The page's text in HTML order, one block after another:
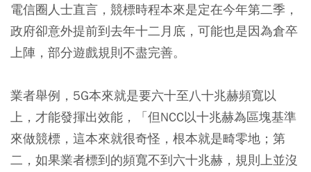
電信圈人士直言，競標時程本來是定在今年第二季，
政府卻意外提前到去年十二月底，可能也是因為倉卒
上陣，部分遊戲規則不盡完善。
業者舉例，5G本來就是要六十至八十兆赫頻寬以
上，才能發揮出效能，「但NCC以十兆赫為區塊基準
來做競標，這本來就很奇怪，根本就是畸零地；第
二，如果業者標到的頻寬不到六十兆赫，規則上並沒